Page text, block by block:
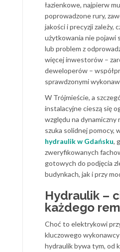
łazienkowe, najpierw
poprowadzone rury,
jakości i precyzji zależy,
użytkowania nie pojawi
lub problem z
więcej inwestorów –
deweloperów –
sprawdzonymi
W Trójmieście, a
instalacyjne cieszą się
względu na
szuka solidnej pomocy,
hydraulik w Gdańsku,
zweryfikowanych
gotowych do podjęcia
budynkach, jak i przy
Hydraulik –
każdego
Choć to elektrykowi
kluczowego
hydraulik bywa tym, od